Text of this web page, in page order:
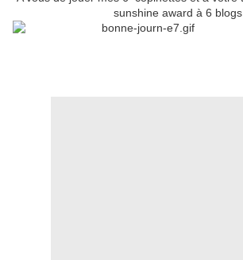
sunshine award à 6 blogs